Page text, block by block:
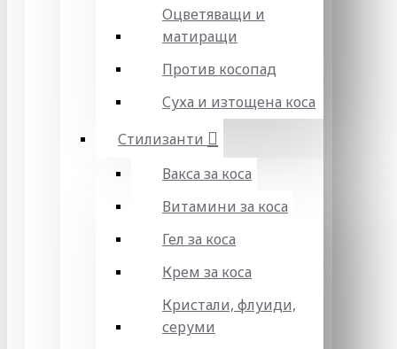
Оцветяващи и
матиращи
Против косопад
Суха и изтощена коса
Стилизанти
Вакса за коса
Витамини за коса
Гел за коса
Крем за коса
Кристали, флуиди,
серуми